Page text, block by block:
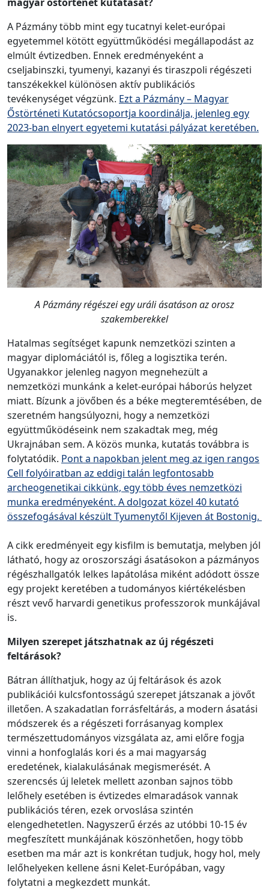
A Pázmány több mint egy tucatnyi kelet-európai
egyetemmel kötött együttműködési megállapodást az
elmúlt évtizedben. Ennek eredményeként a
cseljabinszki, tyumenyi, kazanyi és tiraszpoli régészeti
tanszékekkel különösen aktív publikációs
tevékenységet végzünk. Ezt a Pázmány – Magyar
Őstörténeti Kutatócsoportja koordinálja, jelenleg egy
2023-ban elnyert egyetemi kutatási pályázat keretében.
A Pázmány régészei egy uráli ásatáson az orosz
szakemberekkel
Hatalmas segítséget kapunk nemzetközi szinten a
magyar diplomáciától is, főleg a logisztika terén.
Ugyanakkor jelenleg nagyon megnehezült a
nemzetközi munkánk a kelet-európai háborús helyzet
miatt. Bízunk a jövőben és a béke megteremtésében, de
szeretném hangsúlyozni, hogy a nemzetközi
együttműködéseink nem szakadtak meg, még
Ukrajnában sem. A közös munka, kutatás továbbra is
folytatódik. Pont a napokban jelent meg az igen rangos
Cell folyóiratban az eddigi talán legfontosabb
archeogenetikai cikkünk, egy több éves nemzetközi
munka eredményeként. A dolgozat közel 40 kutató
összefogásával készült Tyumenytől Kijeven át Bostonig.
A cikk eredményeit egy kisfilm is bemutatja, melyben jól
látható, hogy az oroszországi ásatásokon a pázmányos
régészhallgatók lelkes lapátolása miként adódott össze
egy projekt keretében a tudományos kiértékelésben
részt vevő harvardi genetikus professzorok munkájával
is.
Milyen szerepet játszhatnak az új régészeti
feltárások?
Bátran állíthatjuk, hogy az új feltárások és azok
publikációi kulcsfontosságú szerepet játszanak a jövőt
illetően. A szakadatlan forrásfeltárás, a modern ásatási
módszerek és a régészeti forrásanyag komplex
természettudományos vizsgálata az, ami előre fogja
vinni a honfoglalás kori és a mai magyarság
eredetének, kialakulásának megismerését. A
szerencsés új leletek mellett azonban sajnos több
lelőhely esetében is évtizedes elmaradások vannak
publikációs téren, ezek orvoslása szintén
elengedhetetlen. Nagyszerű érzés az utóbbi 10-15 év
megfeszített munkájának köszönhetően, hogy több
esetben ma már azt is konkrétan tudjuk, hogy hol, mely
lelőhelyeken kellene ásni Kelet-Európában, vagy
folytatni a megkezdett munkát.